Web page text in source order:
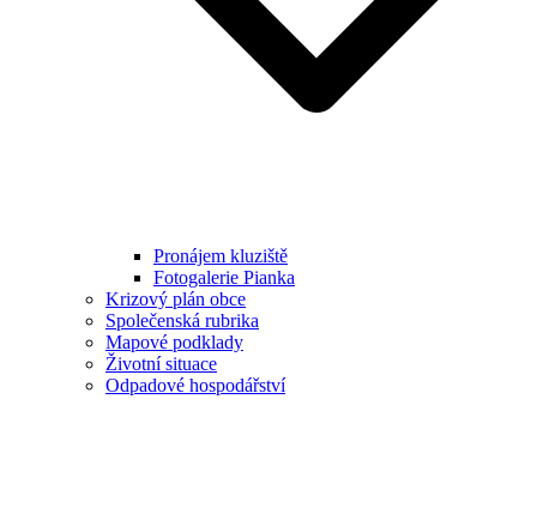
Pronájem kluziště
Fotogalerie Pianka
Krizový plán obce
Společenská rubrika
Mapové podklady
Životní situace
Odpadové hospodářství